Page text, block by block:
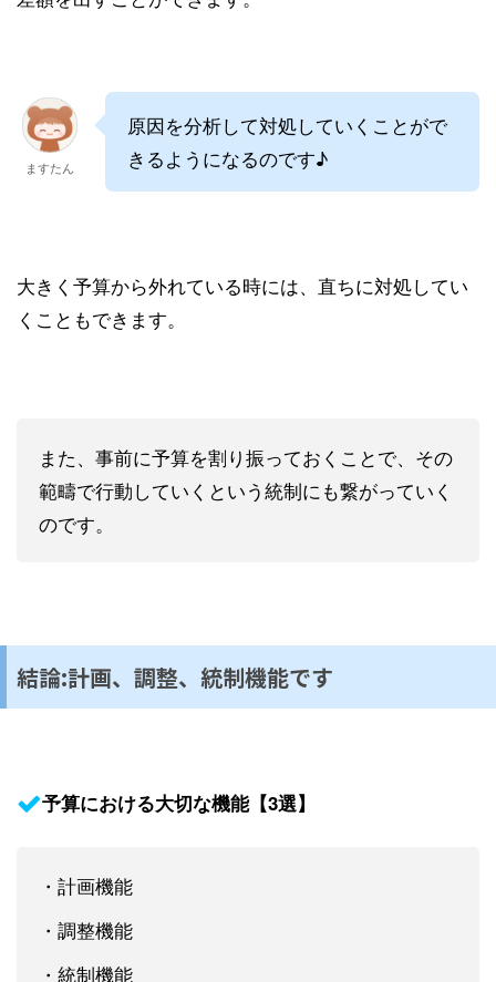
ますたん
原因を分析して対処していくことがで
きるようになるのです♪
大きく予算から外れている時には、直ちに対処してい
くこともできます。
また、事前に予算を割り振っておくことで、その
範疇で行動していくという統制にも繋がっていく
のです。
結論:計画、調整、統制機能です
予算における大切な機能【3選】
・計画機能
・調整機能
・統制機能